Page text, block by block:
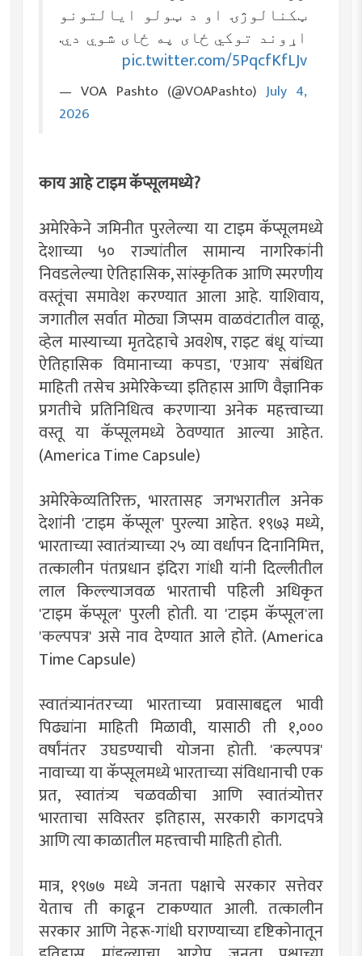
ټکنالوژۍ او د ټولو ایالتونو
اړوند توکي ځای په ځای شوي دي.
pic.twitter.com/5PqcfKfLJv
— VOA Pashto (@VOAPashto) July 4,
2026
काय आहे टाइम कॅप्सूलमध्ये?
अमेरिकेने जमिनीत पुरलेल्या या टाइम कॅप्सूलमध्ये
देशाच्या ५० राज्यांतील सामान्य नागरिकांनी
निवडलेल्या ऐतिहासिक, सांस्कृतिक आणि स्मरणीय
वस्तूंचा समावेश करण्यात आला आहे. याशिवाय,
जगातील सर्वात मोठ्या जिप्सम वाळवंटातील वाळू,
व्हेल मास्याच्या मृतदेहाचे अवशेष, राइट बंधू यांच्या
ऐतिहासिक विमानाच्या कपडा, 'एआय' संबंधित
माहिती तसेच अमेरिकेच्या इतिहास आणि वैज्ञानिक
प्रगतीचे प्रतिनिधित्व करणाऱ्या अनेक महत्त्वाच्या
वस्तू या कॅप्सूलमध्ये ठेवण्यात आल्या आहेत.
(America Time Capsule)
अमेरिकेव्यतिरिक्त, भारतासह जगभरातील अनेक
देशांनी 'टाइम कॅप्सूल' पुरल्या आहेत. १९७३ मध्ये,
भारताच्या स्वातंत्र्याच्या २५ व्या वर्धापन दिनानिमित्त,
तत्कालीन पंतप्रधान इंदिरा गांधी यांनी दिल्लीतील
लाल किल्ल्याजवळ भारताची पहिली अधिकृत
'टाइम कॅप्सूल' पुरली होती. या 'टाइम कॅप्सूल'ला
'कल्पपत्र' असे नाव देण्यात आले होते. (America
Time Capsule)
स्वातंत्र्यानंतरच्या भारताच्या प्रवासाबद्दल भावी
पिढ्यांना माहिती मिळावी, यासाठी ती १,०००
वर्षांनंतर उघडण्याची योजना होती. 'कल्पपत्र'
नावाच्या या कॅप्सूलमध्ये भारताच्या संविधानाची एक
प्रत, स्वातंत्र्य चळवळीचा आणि स्वातंत्र्योत्तर
भारताचा सविस्तर इतिहास, सरकारी कागदपत्रे
आणि त्या काळातील महत्त्वाची माहिती होती.
मात्र, १९७७ मध्ये जनता पक्षाचे सरकार सत्तेवर
येताच ती काढून टाकण्यात आली. तत्कालीन
सरकार आणि नेहरू-गांधी घराण्याच्या दृष्टिकोनातून